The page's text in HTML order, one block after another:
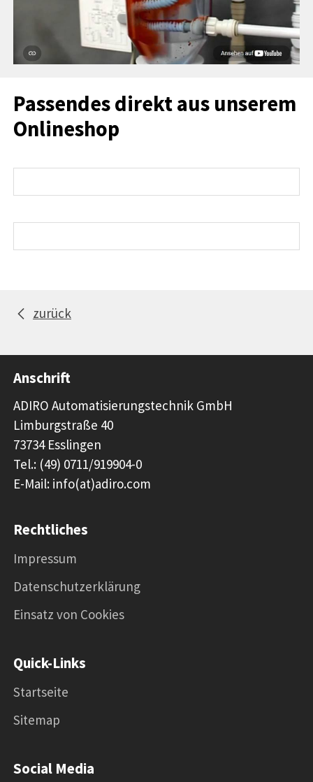
Passendes direkt aus unserem
Onlineshop
zurück
Anschrift
ADIRO Automatisierungstechnik GmbH
Limburgstraße 40
73734 Esslingen
Tel.: (49) 0711/919904-0
E-Mail: info(at)adiro.com
Rechtliches
Impressum
Datenschutzerklärung
Einsatz von Cookies
Quick-Links
Startseite
Sitemap
Social Media